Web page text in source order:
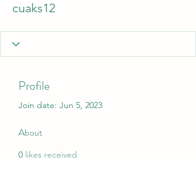
cuaks12
Profile
Join date: Jun 5, 2023
About
0 likes received